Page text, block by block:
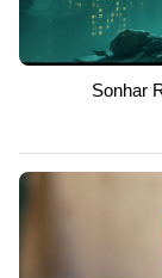
Sonhar